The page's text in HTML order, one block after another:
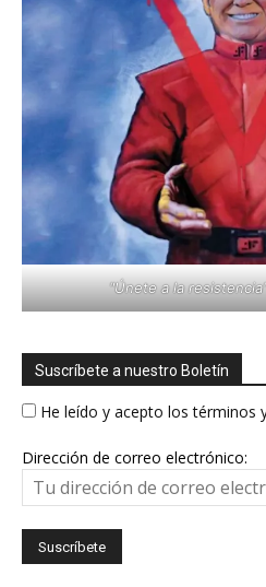
"Únete a la
Suscríbete a nuestro Boletín
He leído y acepto los términos
Dirección de correo electrónico: